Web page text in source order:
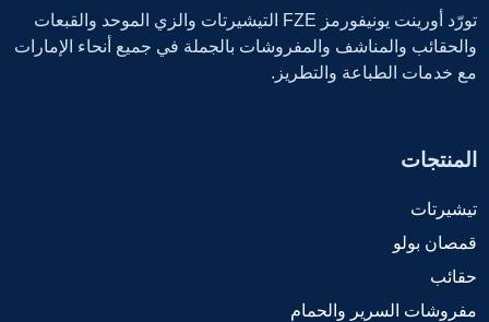
تورّد أورينت يونيفورمز FZE التيشيرتات والزي الموحد والقبعات
والحقائب والمناشف والمفروشات بالجملة في جميع أنحاء الإمارات
مع خدمات الطباعة والتطريز.
المنتجات
تيشيرتات
قمصان بولو
حقائب
مفروشات السرير والحمام